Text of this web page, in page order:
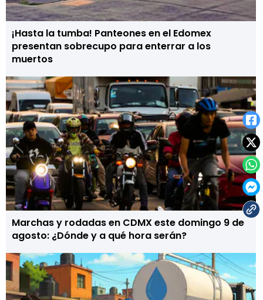
¡Hasta la tumba! Panteones en el Edomex
presentan sobrecupo para enterrar a los
muertos
Marchas y rodadas en CDMX este domingo 9 de
agosto: ¿Dónde y a qué hora serán?